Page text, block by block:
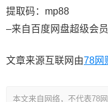
提取码：mp88
–来自百度网盘超级会
文章来源互联网由78网
本文来自网络，不代表78